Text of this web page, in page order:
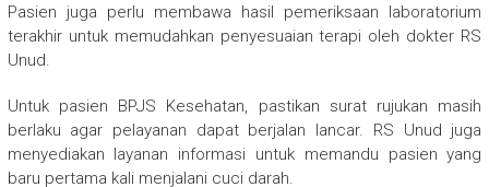
Pasien juga perlu membawa hasil pemeriksaan laboratorium
terakhir untuk memudahkan penyesuaian terapi oleh dokter RS
Unud.
Untuk pasien BPJS Kesehatan, pastikan surat rujukan masih
berlaku agar pelayanan dapat berjalan lancar. RS Unud juga
menyediakan layanan informasi untuk memandu pasien yang
baru pertama kali menjalani cuci darah.